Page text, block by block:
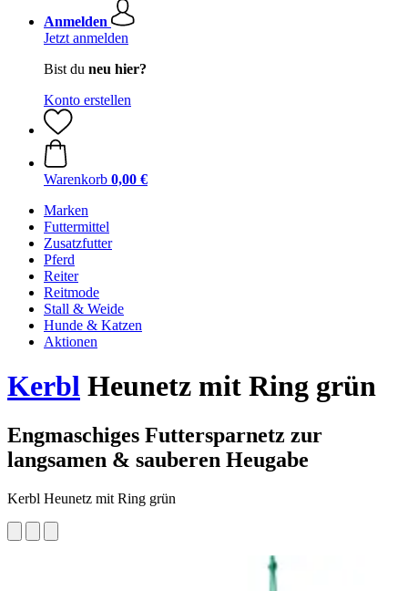
Anmelden
Jetzt anmelden
Bist du neu hier?
Konto erstellen
Warenkorb 0,00 €
Marken
Futtermittel
Zusatzfutter
Pferd
Reiter
Reitmode
Stall & Weide
Hunde & Katzen
Aktionen
Kerbl Heunetz mit Ring grün
Engmaschiges Futtersparnetz zur
langsamen & sauberen Heugabe
Kerbl Heunetz mit Ring grün